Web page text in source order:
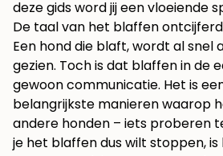
deze gids word jij een vloeiende
De taal van het blaffen ontcijferd
Een hond die blaft, wordt al snel
gezien. Toch is dat blaffen in de
gewoon communicatie. Het is
belangrijkste manieren waarop
andere honden – iets proberen
je het blaffen dus wilt stoppen,